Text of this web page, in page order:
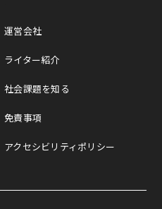
運営会社
ライター紹介
社会課題を知る
免責事項
アクセシビリティポリシー